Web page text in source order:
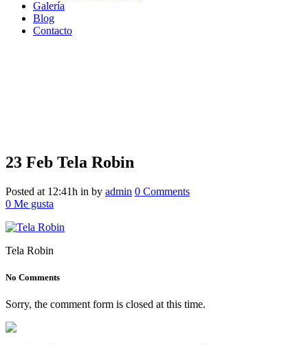
Galería
Blog
Contacto
Tela Robin
23 Feb Tela Robin
Posted at 12:41h in by admin 0 Comments
0 Me gusta
Tela Robin
No Comments
Sorry, the comment form is closed at this time.